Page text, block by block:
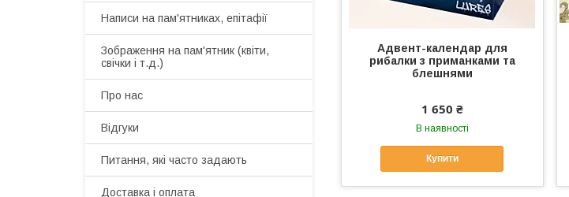
Адвент-календар для
рибалки з приманками та
блешнями
1 650 ₴
В наявності
Купити
Написи на пам'ятниках, епітафії
Зображення на пам'ятник (квіти,
свічки і т.д.)
Про нас
Відгуки
Питання, які часто задають
Доставка і оплата